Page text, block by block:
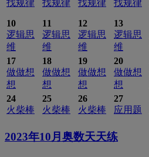
找规律 找规律 找规律 找规律
10
逻辑思
维
11
逻辑思
维
12
逻辑思
维
13
逻辑思
维
17
做做想
想
18
做做想
想
19
做做想
想
20
做做想
想
24
火柴棒
25
火柴棒
26
火柴棒
27
应用题
2023年10月 奥数天天练